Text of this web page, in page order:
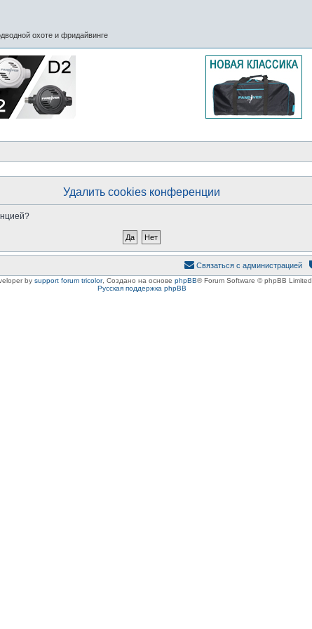
охоте и фридайвинге
Удалить cookies конференции
Связаться с администрацией
by support forum tricolor, Создано на основе phpBB® Forum Software © phpBB Limited
Русская поддержка phpBB